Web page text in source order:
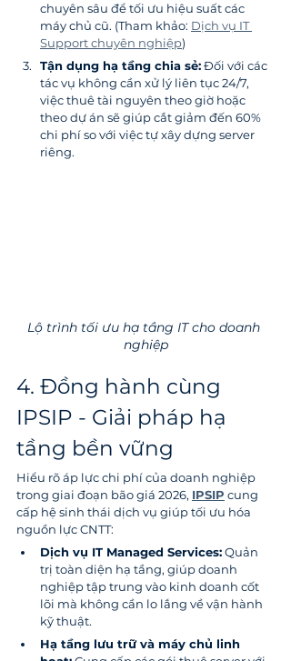
chuyên sâu để tối ưu hiệu suất các
máy chủ cũ. (Tham khảo: Dịch vụ IT
Support chuyên nghiệp)
Tận dụng hạ tầng chia sẻ: Đối với các
tác vụ không cần xử lý liên tục 24/7,
việc thuê tài nguyên theo giờ hoặc
theo dự án sẽ giúp cắt giảm đến 60%
chi phí so với việc tự xây dựng server
riêng.
Lộ trình tối ưu hạ tầng IT cho doanh
nghiệp
4. Đồng hành cùng
IPSIP - Giải pháp hạ
tầng bền vững
Hiểu rõ áp lực chi phí của doanh nghiệp
trong giai đoạn bão giá 2026, IPSIP cung
cấp hệ sinh thái dịch vụ giúp tối ưu hóa
nguồn lực CNTT:
Dịch vụ IT Managed Services: Quản
trị toàn diện hạ tầng, giúp doanh
nghiệp tập trung vào kinh doanh cốt
lõi mà không cần lo lắng về vận hành
kỹ thuật.
Hạ tầng lưu trữ và máy chủ linh